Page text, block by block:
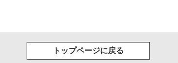
トップページに戻る